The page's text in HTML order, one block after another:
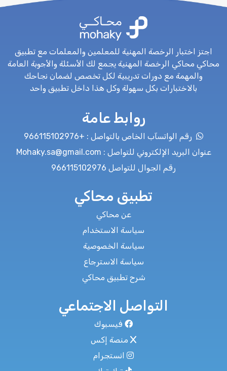
اجتز اختبار الرخصة المهنية للمعلمين والمعلمات مع تطبيق
محاكي محاكي الرخصة المهنية يجمع لك الأسئلة والأجوبة العامة
والمهمة مع دورات تدريبية لكل تخصص لضمان نجاحك
بالاختبارات بكل سهولة وكل هذا داخل تطبيق واحد
روابط عامة
رقم الواتسآب الخاص بالتواصل : +966115102976
عنوان البريد الإلكتروني للتواصل : Mohaky.sa@gmail.com
رقم الجوال للتواصل 966115102976
تطبيق محاكي
عن محاكي
سياسة الاستخدام
سياسة الخصوصية
سياسة الاسترجاع
شرح تطبيق محاكي
التواصل الاجتماعي
فيسبوك
منصة إكس
انستجرام